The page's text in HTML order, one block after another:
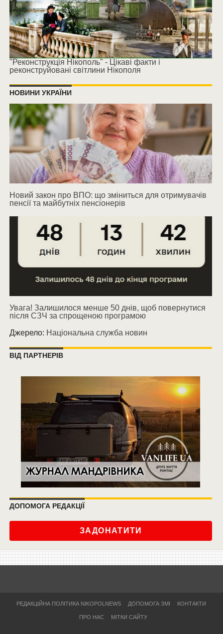
"Реконструкція Нікополь" - Цікаві факти і
реконструйовані світлини Нікополя
НОВИНИ УКРАЇНИ
Новий закон про ВПО: що зміниться для отримувачів
пенсії та майбутніх пенсіонерів
Увага! Залишилося менше 50 днів, щоб повернутися
після СЗЧ за спрощеною програмою
Джерело: Національна служба новин
ВІД ПАРТНЕРІВ
ДОПОМОГА РЕДАКЦІЇ
ЗАДОНАТИТИ
РЕДАКЦІЙНА ПОЛІТИКА NIKOPOLNEWS ДОПОМОГА ЗМІ КОНТАКТИ
ПРО НАС МІТКИ САЙТУ